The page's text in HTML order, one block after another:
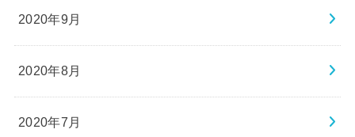
2020年9月
2020年8月
2020年7月